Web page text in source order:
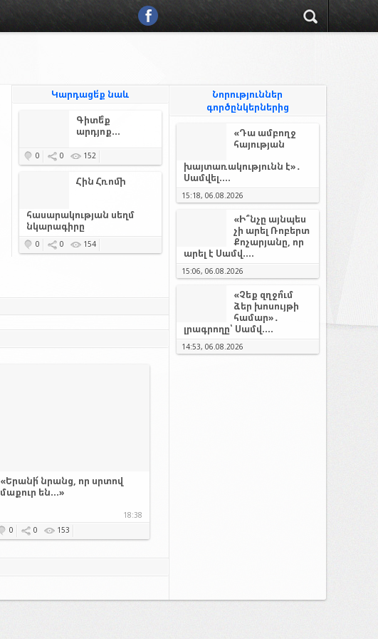
Նորություններ
գործընկերներից
«Դա ամբողջ
հայության
խայտառակությունն է»․
Սամվել....
15:18, 06.08.2026
«Ի՞նչը այնպես
չի արել Ռոբերտ
Քոչարյանը, որ
արել է Սամվ....
15:06, 06.08.2026
«Չեք զղջո՞ւմ
ձեր խոսույթի
համար»․
լրագրողը՝ Սամվ....
14:53, 06.08.2026
Կարդացե՛ք նաև
Գիտե՞ք
արդյոք...
0 0 152
Հին Հռոմի
հասարակության սեղմ
նկարագիրը
0 0 154
«Երանի՜ նրանց, որ սրտով
մաքուր են...»
18:38
0
0 153